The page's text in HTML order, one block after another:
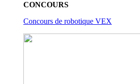
CONCOURS
Concours de robotique VEX